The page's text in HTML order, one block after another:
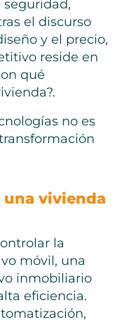
el discurso
y el precio,
reside en
qué
no es
una vivienda
la
móvil, una
inmobiliario
eficiencia.